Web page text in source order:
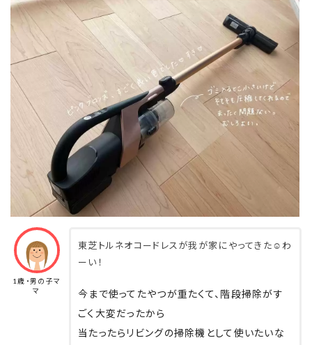
1歳・男の子マ
マ
東芝トルネオコードレスが我が家にやってきた☺️わ
ーい！
今まで使ってたやつが重たくて、階段掃除がす
ごく大変だったから
当たったらリビングの掃除機として使いたいな